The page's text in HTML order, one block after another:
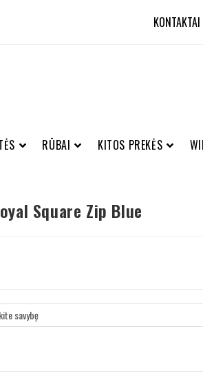
KONTAKTAI
RŪBAI KITOS PREKĖS
Square Zip Blue
savybę